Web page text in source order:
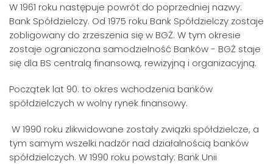
W 1961 roku następuje powrót do poprzedniej nazwy:
Bank Spółdzielczy. Od 1975 roku Bank Spółdzielczy zostaje
zobligowany do zrzeszenia się w BGŻ. W tym okresie
zostaje ograniczona samodzielność Banków - BGŻ staje
się dla BS centralą finansową, rewizyjną i organizacyjną.
Początek lat 90. to okres wchodzenia banków
spółdzielczych w wolny rynek finansowy.
W 1990 roku zlikwidowane zostały związki spółdzielcze, a
tym samym wszelki nadzór nad działalnością banków
spółdzielczych. W 1990 roku powstały: Bank Unii